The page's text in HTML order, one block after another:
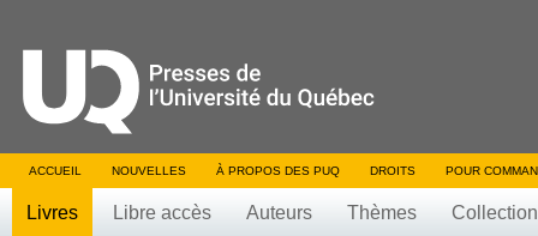
ACCUEIL NOUVELLES À PROPOS DES PUQ DROITS POUR
Livres Libre accès Auteurs Thèmes